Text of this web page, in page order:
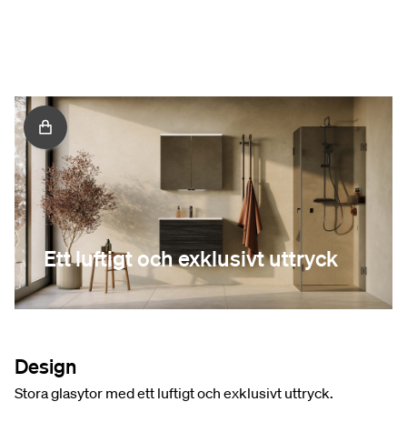
Ett luftigt och exklusivt uttryck
Design
Stora glasytor med ett luftigt och exklusivt uttryck.